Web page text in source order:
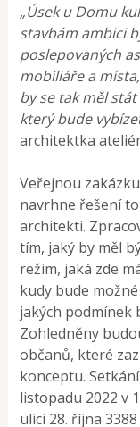
„Úsek u Domu
stavbám ambici
poslepovaných
mobiliáře a
by se tak měl
který bude
architektka
Veřejnou
navrhne řešení
architekti.
tím, jaký by měl
režim, jaká zde
kudy bude
jakých podmínek
Zohledněny
občanů, které
konceptu.
listopadu 2022 v
ulici 28. října